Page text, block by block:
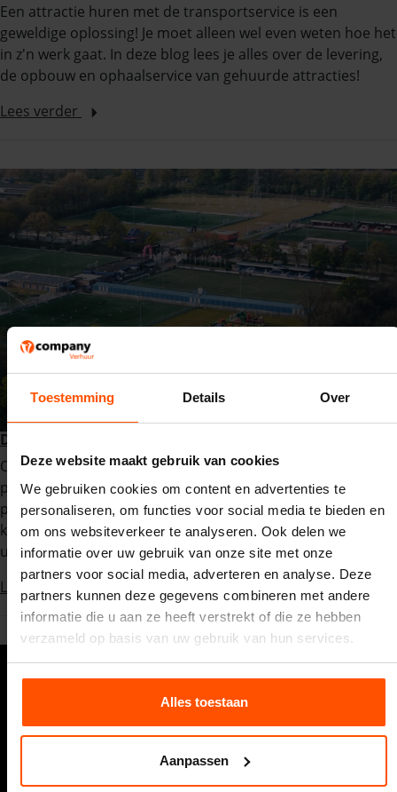
Toestemming Details Over
Deze website maakt gebruik van cookies
We gebruiken cookies om content en advertenties te
personaliseren, om functies voor social media te bieden en
om ons websiteverkeer te analyseren. Ook delen we
informatie over uw gebruik van onze site met onze
partners voor social media, adverteren en analyse. Deze
partners kunnen deze gegevens combineren met andere
informatie die u aan ze heeft verstrekt of die ze hebben
verzameld op basis van uw gebruik van hun services.
Alles toestaan
Aanpassen
Een attractie huren met de transportservice is een
geweldige oplossing! Je moet alleen wel even weten hoe het
in z'n werk gaat. In deze blog lees je alles over de levering,
de opbouw en ophaalservice van gehuurde attracties!
Lees verder
De koningsspelen waren één groot succes
Op vrijdag 17 april vonden de jaarlijkse Koningsspelen
plaats. Een dag waarbij scholen en sportverenigingen hun
plein of veld vol met leuke attracties hebben staan. Alle
kinderen hebben dan ook enorm genoten en kijken alweer
uit naar de volgende!
Lees verder